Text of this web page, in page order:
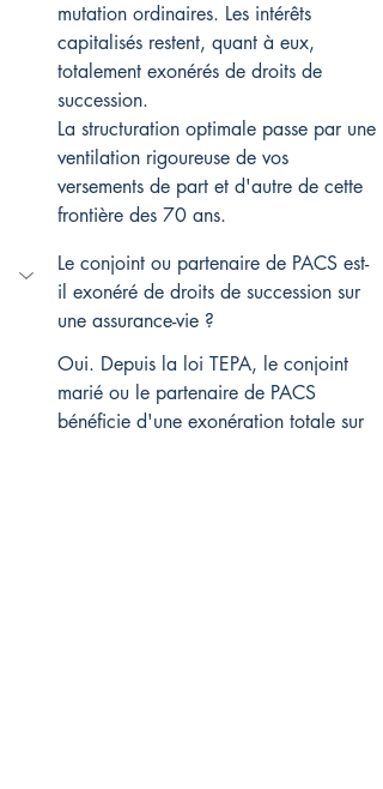
mutation ordinaires. Les intérêts
capitalisés restent, quant à eux,
totalement exonérés de droits de
succession.
La structuration optimale passe par une
ventilation rigoureuse de vos
versements de part et d'autre de cette
frontière des 70 ans.
Le conjoint ou partenaire de PACS est-
il exonéré de droits de succession sur
une assurance-vie ?
Oui. Depuis la loi TEPA, le conjoint
marié ou le partenaire de PACS
bénéficie d'une exonération totale sur